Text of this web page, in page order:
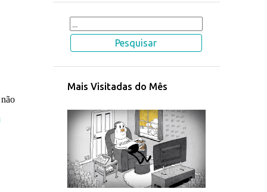
Mais Visitadas do Mês